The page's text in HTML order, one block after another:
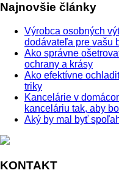
Najnovšie články
Výrobca osobných
dodávateľa pre vašu
Ako správne
ochrany a krásy
Ako efektívne
triky
Kancelárie v
kanceláriu tak, aby
Aký by mal byť
KONTAKT